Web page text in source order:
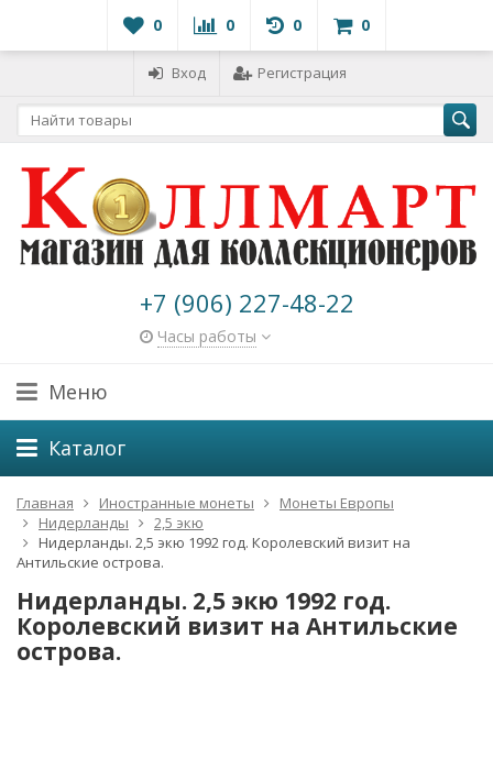
0 0 0 0
Вход Регистрация
+7 (906) 227-48-22
Часы работы
Меню
Каталог
Главная Иностранные монеты
Монеты Европы
Нидерланды
2,5 экю
Нидерланды. 2,5 экю 1992 год. Королевский визит на
Антильские острова.
Нидерланды. 2,5 экю 1992 год.
Королевский визит на Антильские
острова.